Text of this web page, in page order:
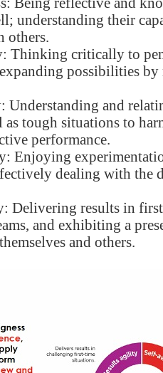
understanding their
others.
Thinking critically to
possibilities by
Understanding and
as tough situations to
performance.
Enjoying
dealing with the
Delivering results in
and exhibiting a
and others.